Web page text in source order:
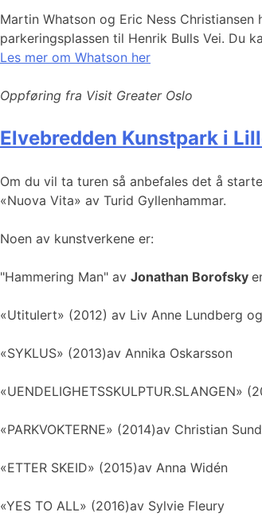
Martin Whatson og Eric Ness
parkeringsplassen til Henrik Bulls Vei. Du
Les mer om Whatson her
Oppføring fra Visit Greater Oslo
Elvebredden Kunstpark i
Om du vil ta turen så anbefales det å
«Nuova Vita» av Turid Gyllenhammar.
Noen av kunstverkene er:
"Hammering Man" av Jonathan Borofsky
«Utitulert» (2012) av Liv Anne Lundberg
«SYKLUS» (2013)av Annika Oskarsson
«UENDELIGHETSSKULPTUR.SLANGEN»
«PARKVOKTERNE» (2014)av Christian
«ETTER SKEID» (2015)av Anna Widén
«YES TO ALL» (2016)av Sylvie Fleury